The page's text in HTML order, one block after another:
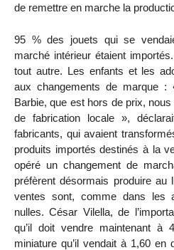
de remettre en marche la
95 % des jouets qui se
marché intérieur étaient
tout autre. Les enfants et les
aux changements de marque
Barbie, que est hors de prix,
de fabrication locale »,
fabricants, qui avaient
produits importés destinés à la
opéré un changement de
préfèrent désormais produire au
ventes sont, comme dans les
nulles. César Vilella, de
qu’il doit vendre maintenant à
miniature qu’il vendait à 1,60